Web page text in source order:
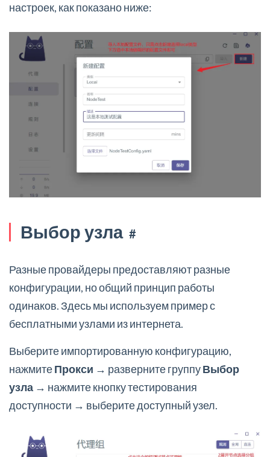
настроек, как показано ниже:
Выбор узла #
Разные провайдеры предоставляют разные
конфигурации, но общий принцип работы
одинаков. Здесь мы используем пример с
бесплатными узлами из интернета.
Выберите импортированную конфигурацию,
нажмитеПрокси → разверните группуВыбор
узла → нажмите кнопку тестирования
доступности → выберите доступный узел.